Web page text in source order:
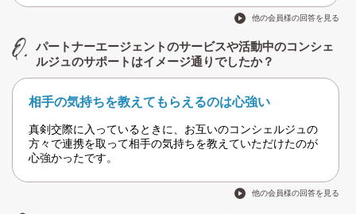
他の会員様の回答を見る
パートナーエージェントのサービスや活動中のコンシェ
ルジュのサポートはイメージ通りでしたか？
相手の気持ちを教えてもらえるのは心強い
真剣交際に入っているときに、お互いのコンシェルジュの
方々で連携を取って相手の気持ちを教えていただけたのが
心強かったです。
他の会員様の回答を見る